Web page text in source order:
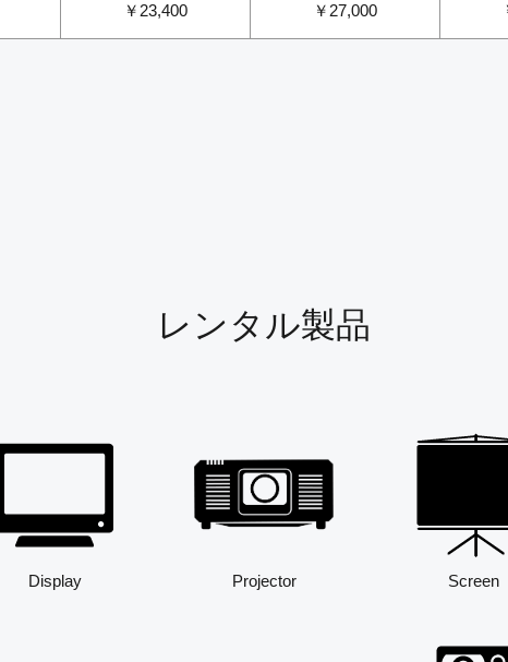
￥23,400 ￥27,000
レンタル製品
Display Projector Screen